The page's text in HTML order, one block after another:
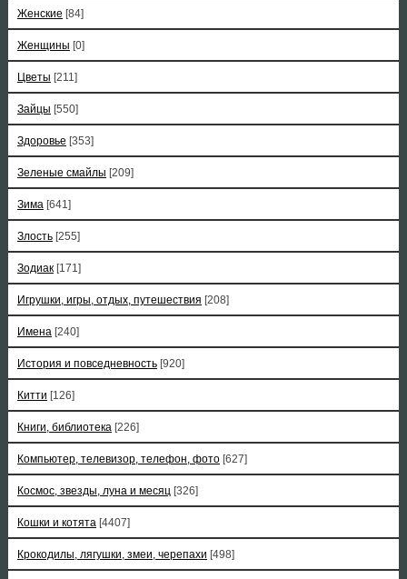
Женские [84]
Женщины [0]
Цветы [211]
Зайцы [550]
Здоровье [353]
Зеленые смайлы [209]
Зима [641]
Злость [255]
Зодиак [171]
Игрушки, игры, отдых, путешествия [208]
Имена [240]
История и повседневность [920]
Китти [126]
Книги, библиотека [226]
Компьютер, телевизор, телефон, фото [627]
Космос, звезды, луна и месяц [326]
Кошки и котята [4407]
Крокодилы, лягушки, змеи, черепахи [498]